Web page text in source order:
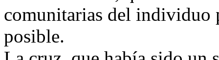
comunitarias del individuo
posible.